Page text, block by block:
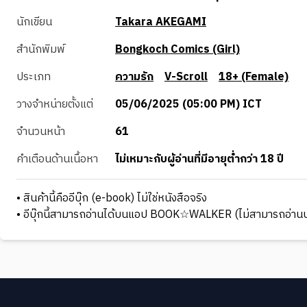
นักเขียน
Takara AKEGAMI
สำนักพิมพ์
Bongkoch Comics (Girl)
ประเภท
ความรัก V-Scroll 18+ (Female)
วางจำหน่ายตั้งแต่
05/06/2025 (05:00 PM) ICT
จำนวนหน้า
61
คำเตือนด้านเนื้อหา
ไม่เหมาะกับผู้อ่านที่มีอายุต่ำกว่า 18 ปี
• สินค้านี้คืออีบุ๊ก (e-book) ไม่ใช่หนังสือจริง
• อีบุ๊กนี้สามารถอ่านได้บนแอป BOOK☆WALKER (ไม่สามารถอ่าน